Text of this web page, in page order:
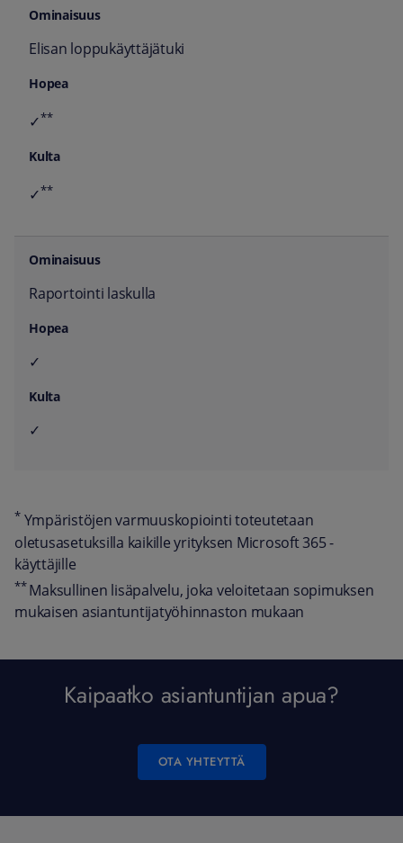
Elisan loppukäyttäjätuki
✓**
✓**
Raportointi laskulla
✓
✓
* Ympäristöjen varmuuskopiointi toteutetaan
oletusasetuksilla kaikille yrityksen Microsoft 365 -
käyttäjille
**Maksullinen lisäpalvelu, joka veloitetaan sopimuksen
mukaisen asiantuntijatyöhinnaston mukaan
Kaipaatko asiantuntijan apua?
OTA YHTEYTTÄ